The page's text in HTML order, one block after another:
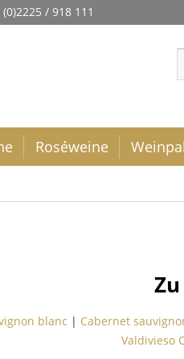
(0)2225 / 918 111
Roséweine
blanc | Cabernet
Valdivieso